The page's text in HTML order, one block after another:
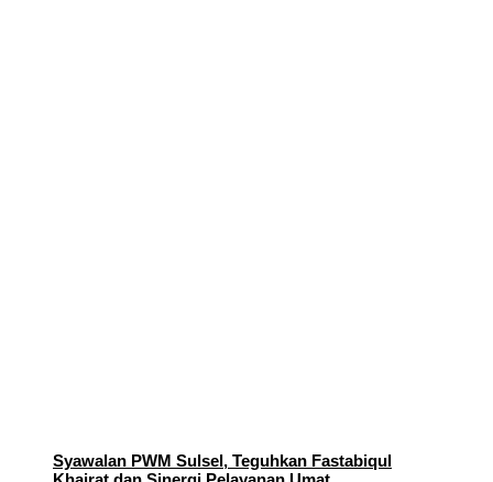
Syawalan PWM Sulsel, Teguhkan Fastabiqul